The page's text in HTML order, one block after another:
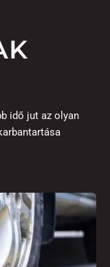
idő jut az olyan